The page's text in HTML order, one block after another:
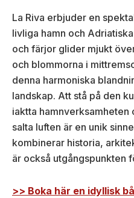
La Riva erbjuder en
livliga hamn och
och färjor glider mjukt
och blommorna i
denna harmoniska
landskap. Att stå på den
iaktta hamnverksamheten
salta luften är en unik
kombinerar historia,
är också utgångspunkten
>> Boka här en idyllisk